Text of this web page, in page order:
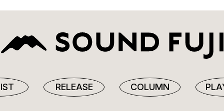
RELEASE COLUMN